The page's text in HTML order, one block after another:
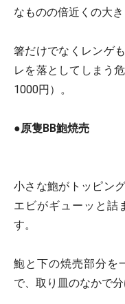
なものの倍近くの大
箸だけでなくレンゲ
レを落としてしまう
1000円）。
●原隻BB鮑焼売
小さな鮑がトッピン
エビがギューッと詰
す。
鮑と下の焼売部分を
で、取り皿のなかで